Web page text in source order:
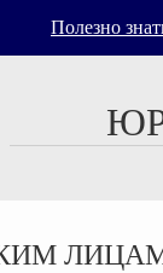
Полезно